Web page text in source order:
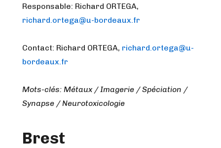
Responsable: Richard ORTEGA,
richard.ortega@u-bordeaux.fr
Contact: Richard ORTEGA, richard.ortega@u-
bordeaux.fr
Mots-clés: Métaux / Imagerie / Spéciation /
Synapse / Neurotoxicologie
Brest